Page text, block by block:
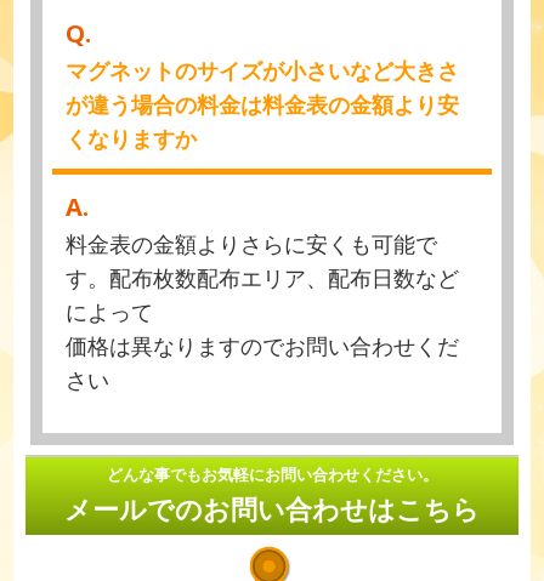
Q.
マグネットのサイズが小さいなど大きさ
が違う場合の料金は料金表の金額より安
くなりますか
A.
料金表の金額よりさらに安くも可能で
す。配布枚数配布エリア、配布日数など
によって
価格は異なりますのでお問い合わせくだ
さい
どんな事でもお気軽にお問い合わせください。
メールでのお問い合わせはこちら